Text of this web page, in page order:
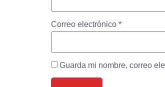
Correo electrónico *
Guarda mi nombre, correo